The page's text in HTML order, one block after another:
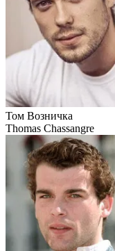
Том Возничка
Thomas Chassangre